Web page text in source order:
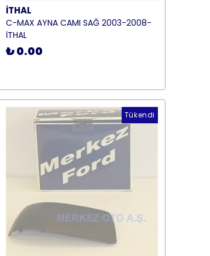
İTHAL
C-MAX AYNA CAMI SAĞ 2003-2008-
İTHAL
₺ 0.00
Tükendi